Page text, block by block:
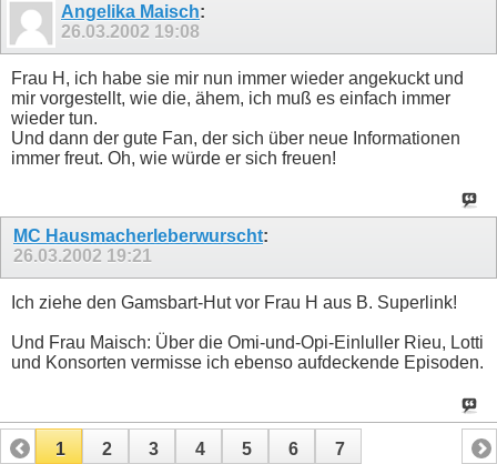
Angelika Maisch:
26.03.2002 19:08
Frau H, ich habe sie mir nun immer wieder angekuckt und
mir vorgestellt, wie die, ähem, ich muß es einfach immer
wieder tun.
Und dann der gute Fan, der sich über neue Informationen
immer freut. Oh, wie würde er sich freuen!
MC Hausmacherleberwurscht:
26.03.2002 19:21
Ich ziehe den Gamsbart-Hut vor Frau H aus B. Superlink!
Und Frau Maisch: Über die Omi-und-Opi-Einluller Rieu, Lotti
und Konsorten vermisse ich ebenso aufdeckende Episoden.
1 2 3 4 5 6 7